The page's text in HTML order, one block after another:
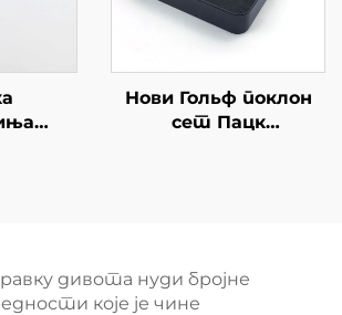
Нови Гольф поклон
сет Пацк
дивота нуди бројне
које је чине